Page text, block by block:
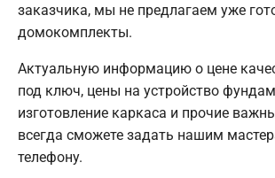
заказчика, мы не предлагаем уже
домокомплекты.
Актуальную информацию о цене
под ключ, цены на устройство
изготовление каркаса и прочие
всегда сможете задать нашим
телефону.